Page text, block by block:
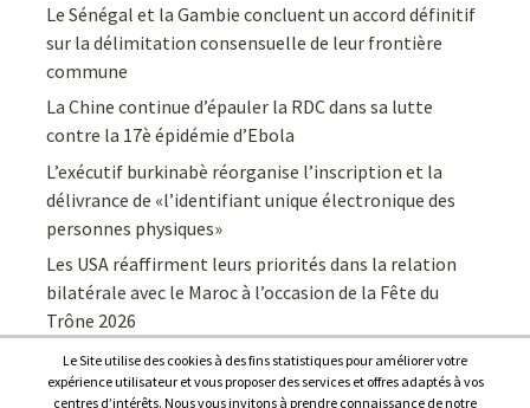
Le Sénégal et la Gambie concluent un accord définitif
sur la délimitation consensuelle de leur frontière
commune
La Chine continue d’épauler la RDC dans sa lutte
contre la 17è épidémie d’Ebola
L’exécutif burkinabè réorganise l’inscription et la
délivrance de «l’identifiant unique électronique des
personnes physiques»
Les USA réaffirment leurs priorités dans la relation
bilatérale avec le Maroc à l’occasion de la Fête du
Trône 2026
Le Site utilise des cookies à des fins statistiques pour améliorer votre
expérience utilisateur et vous proposer des services et offres adaptés à vos
centres d’intérêts. Nous vous invitons à prendre connaissance de notre